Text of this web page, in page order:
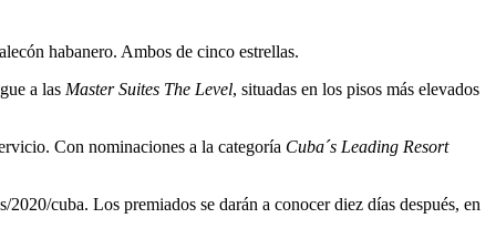
habanero. Ambos de cinco estrellas.
a las Master Suites The Level, situadas en los pisos más elevados
Con nominaciones a la categoría Cuba´s Leading Resort
cuba. Los premiados se darán a conocer diez días después, en